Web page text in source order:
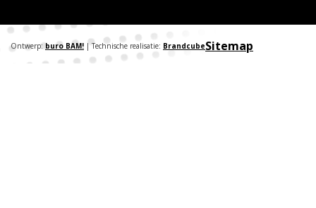
Sitemap
Ontwerp: buro BAM! | Technische realisatie: Brandcube